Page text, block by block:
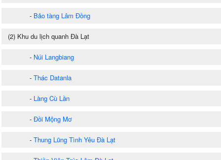
- Bảo tàng Lâm Đồng
(2) Khu du lịch quanh Đà Lạt
- Núi Langbiang
- Thác Datanla
- Làng Cù Lần
- Đồi Mộng Mơ
- Thung Lũng Tình Yêu Đà Lạt